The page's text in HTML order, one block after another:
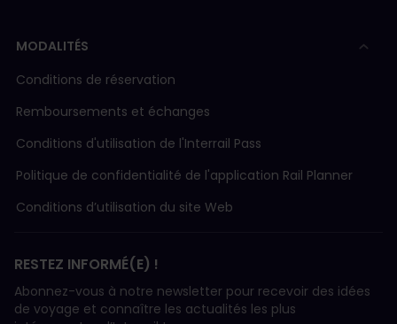
MODALITÉS
Conditions de réservation
Remboursements et échanges
Conditions d'utilisation de l'Interrail Pass
Politique de confidentialité de l'application Rail Planner
Conditions d’utilisation du site Web
RESTEZ INFORMÉ(E) !
Abonnez-vous à notre newsletter pour recevoir des idées
de voyage et connaître les actualités les plus